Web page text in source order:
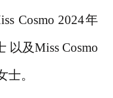
Cosmo 2024年
以及Miss Cosmo
士。